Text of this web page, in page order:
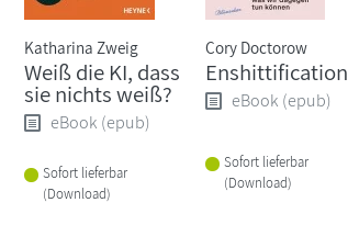
Katharina Zweig
Weiß die KI, dass
sie nichts weiß?
eBook (epub)
Sofort lieferbar
(Download)
Cory Doctorow
Enshittification
eBook (epub)
Sofort lieferbar
(Download)